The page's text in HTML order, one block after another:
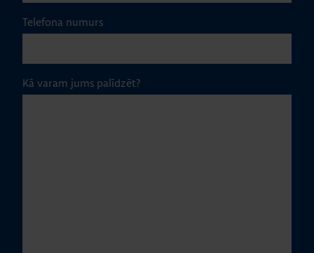
Telefona numurs
Kā varam jums palīdzēt?